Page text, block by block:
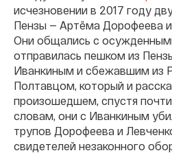
исчезновении в 2017 году
Пензы — Артёма Дорофеева
Они общались с
отправилась пешком из
Иванкиным и сбежавшим из
Полтавцом, который и
произошедшем, спустя
словам, они с Иванкиным
трупов Дорофеева и
свидетелей незаконного